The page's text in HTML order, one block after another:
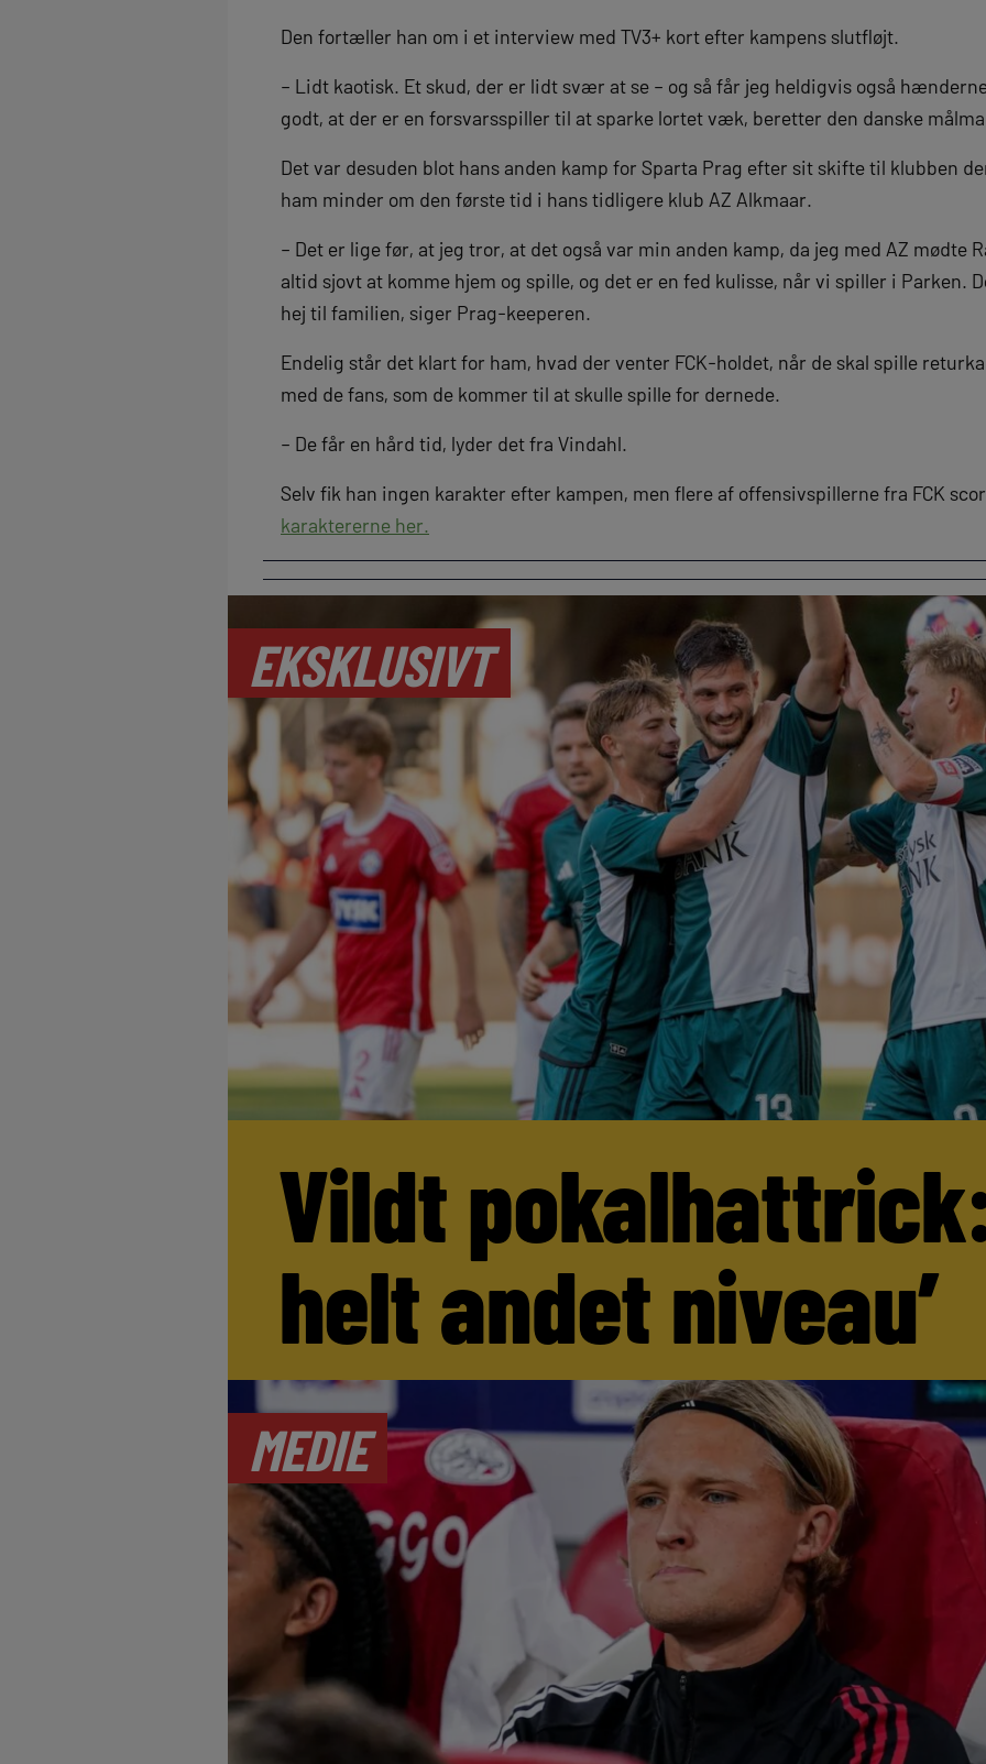
Den fortæller han om i et interview med TV3+ kort efter kampens slutfløjt.
– Lidt kaotisk. Et skud, der er lidt svær at se – og så får jeg heldigvis også
godt, at der er en forsvarsspiller til at sparke lortet væk, beretter den danske
Det var desuden blot hans anden kamp for Sparta Prag efter sit skifte til klubben
ham minder om den første tid i hans tidligere klub AZ Alkmaar.
– Det er lige før, at jeg tror, at det også var min anden kamp, da jeg med AZ mødte
altid sjovt at komme hjem og spille, og det er en fed kulisse, når vi spiller i Parken.
hej til familien, siger Prag-keeperen.
Endelig står det klart for ham, hvad der venter FCK-holdet, når de skal spille
med de fans, som de kommer til at skulle spille for dernede.
– De får en hård tid, lyder det fra Vindahl.
Selv fik han ingen karakter efter kampen, men flere af offensivspillerne fra FCK
karaktererne her.
EKSKLUSIVT
Vildt
helt andet niveau’
MEDIE